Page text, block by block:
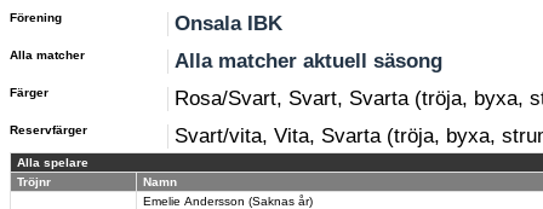
Förening Onsala IBK
Alla matcher Alla matcher aktuell säsong
Färger Rosa/Svart, Svart, Svarta (tröja, byxa,
Reservfärger Svart/vita, Vita, Svarta (tröja, byxa,
Alla spelare
Tröjnr
Namn
Emelie Andersson (Saknas år)